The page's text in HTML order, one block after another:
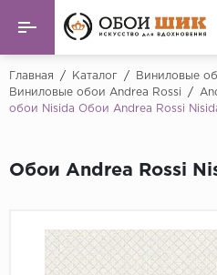
Назад
Виниловые обои
Фрески
Главная / Каталог / Виниловые
Виниловые обои Andrea Rossi
/
обои Nisida Обои Andrea Rossi
Обои Andrea Rossi